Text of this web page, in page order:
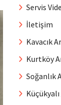
Servis
İletişim
Kavacık
Kurtköy
Soğanlık